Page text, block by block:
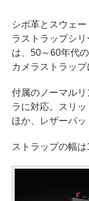
シボ革とスウェ
ラストラップシ
は、50～60年代
カメラストラップ
付属のノーマル
ラに対応。スリ
ほか、レザーパッ
ストラップの幅は